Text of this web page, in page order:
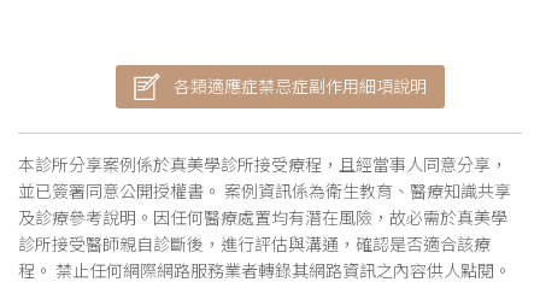
各類適應症禁忌症副作用細項說明
本診所分享案例係於真美學診所接受療程，且經當事人同意分享，
並已簽署同意公開授權書。 案例資訊係為衛生教育、醫療知識共享
及診療參考說明。因任何醫療處置均有潛在風險，故必需於真美學
診所接受醫師親自診斷後，進行評估與溝通，確認是否適合該療
程。 禁止任何網際網路服務業者轉錄其網路資訊之內容供人點閱。